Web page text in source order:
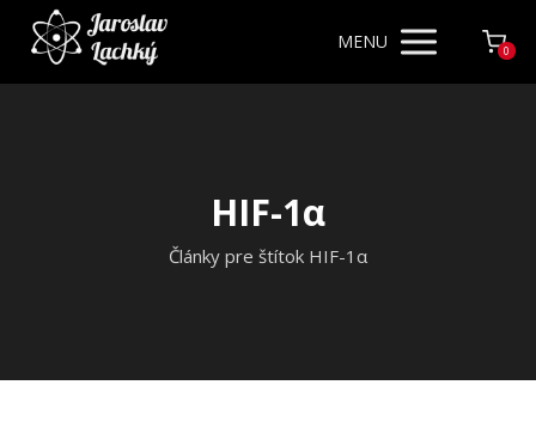
MENU 0
HIF-1α
Články pre štítok HIF-1α